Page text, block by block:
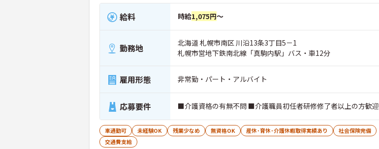
給料 時給1,075円～
勤務地
北海道 札幌市南区 川沿13条3丁目5－1
札幌市営地下鉄南北線「真駒内駅」バス・車12分
雇用形態 非常勤・パート・アルバイト
応募要件 ■介護資格の有無不問 ■介護職員初任者研修修了者以上の方歓迎
車通勤可 未経験OK 残業少なめ 無資格OK 産休･育休･介護休暇取得実績あり
社会保険完備
交通費支給